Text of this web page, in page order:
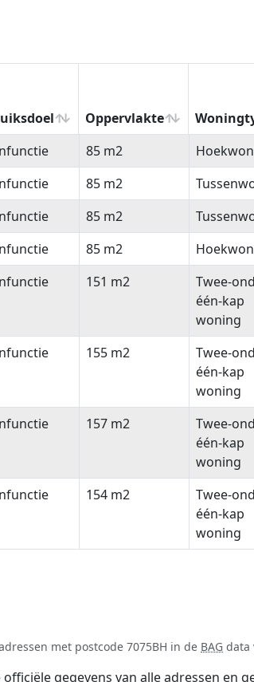
Oppervlakte
Oppervlakte
85 m2
85 m2
85 m2
85 m2
151 m2
Twee-
één-kap
woning
155 m2
Twee-
één-kap
woning
157 m2
Twee-
één-kap
woning
154 m2
Twee-
één-kap
woning
met postcode 7075BH in de BAG data
gegevens van alle adressen en